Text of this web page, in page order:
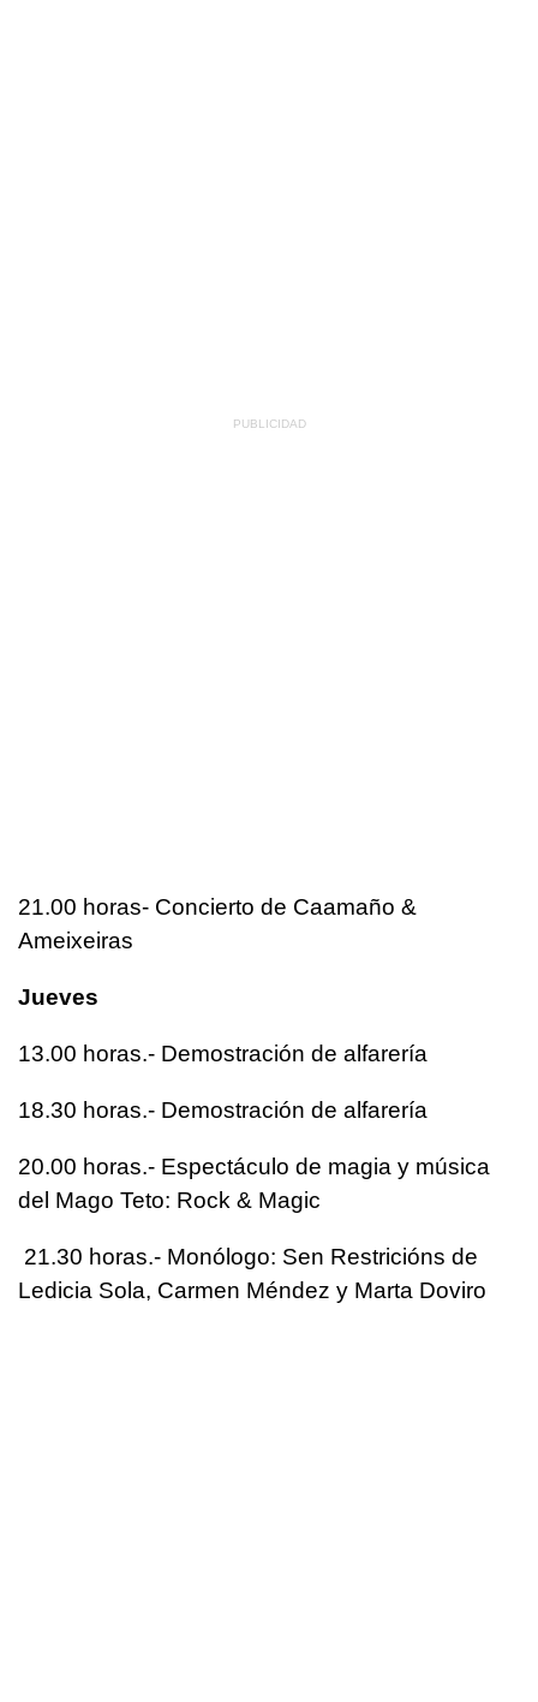
21.00 horas- Concierto de Caamaño &
Ameixeiras
Jueves
13.00 horas.- Demostración de alfarería
18.30 horas.- Demostración de alfarería
20.00 horas.- Espectáculo de magia y música
del Mago Teto: Rock & Magic
21.30 horas.- Monólogo: Sen Restricións de
Ledicia Sola, Carmen Méndez y Marta Doviro